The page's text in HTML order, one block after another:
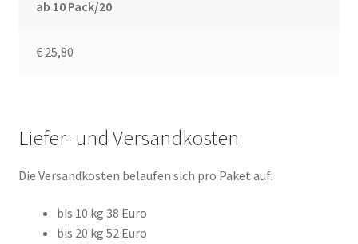
ab 10 Pack/20
€ 25,80
Liefer- und Versandkosten
Die Versandkosten belaufen sich pro Paket auf:
bis 10 kg 38 Euro
bis 20 kg 52 Euro